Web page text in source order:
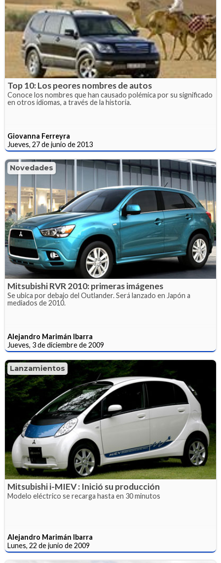
Top 10: Los peores nombres de autos
Conoce los nombres que han causado polémica por su significado
en otros idiomas, a través de la historia.
Giovanna Ferreyra
Jueves, 27 de junio de 2013
Novedades
Mitsubishi RVR 2010: primeras imágenes
Se ubica por debajo del Outlander. Será lanzado en Japón a
mediados de 2010.
Alejandro Marimán Ibarra
Jueves, 3 de diciembre de 2009
Lanzamientos
Mitsubishi i-MIEV : Inició su producción
Modelo eléctrico se recarga hasta en 30 minutos
Alejandro Marimán Ibarra
Lunes, 22 de junio de 2009